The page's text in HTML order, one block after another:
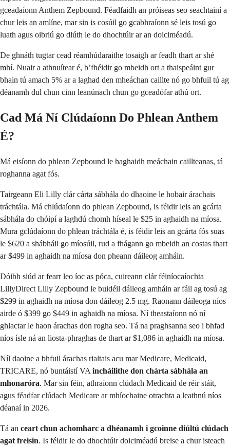
gceadaíonn Anthem Zepbound. Féadfaidh an próiseas seo seachtainí a
chur leis an amlíne, mar sin is cosúil go gcabhraíonn sé leis tosú go
luath agus oibriú go dlúth le do dhochtúir ar an doiciméadú.
De ghnáth tugtar cead réamhúdaraithe tosaigh ar feadh thart ar shé
mhí. Nuair a athnuítear é, b’fhéidir go mbeidh ort a thaispeáint gur
bhain tú amach 5% ar a laghad den mheáchan caillte nó go bhfuil tú ag
déanamh dul chun cinn leanúnach chun go gceadófar athú ort.
Cad Má Ní Clúdaíonn Do Phlean Anthem
É?
Má eisíonn do phlean Zepbound le haghaidh meáchain caillteanas, tá
roghanna agat fós.
Tairgeann Eli Lilly clár cárta sábhála do dhaoine le hobair árachais
tráchtála. Má chlúdaíonn do phlean Zepbound, is féidir leis an gcárta
sábhála do chóipí a laghdú chomh híseal le $25 in aghaidh na míosa.
Mura gclúdaíonn do phlean tráchtála é, is féidir leis an gcárta fós suas
le $620 a shábháil go míosúil, rud a fhágann go mbeidh an costas thart
ar $499 in aghaidh na míosa don pheann dáileog amháin.
Dóibh siúd ar fearr leo íoc as póca, cuireann clár féiníocaíochta
LillyDirect Lilly Zepbound le buidéil dáileog amháin ar fáil ag tosú ag
$299 in aghaidh na míosa don dáileog 2.5 mg. Raonann dáileoga níos
airde ó $399 go $449 in aghaidh na míosa. Ní theastaíonn nó ní
ghlactar le haon árachas don rogha seo. Tá na praghsanna seo i bhfad
níos ísle ná an liosta-phraghas de thart ar $1,086 in aghaidh na míosa.
Níl daoine a bhfuil árachas rialtais acu mar Medicare, Medicaid,
TRICARE, nó buntáistí VA incháilithe don chárta sábhála an
mhonaróra. Mar sin féin, athraíonn clúdach Medicaid de réir stáit,
agus féadfar clúdach Medicare ar mhíochaine otrachta a leathnú níos
déanaí in 2026.
Tá an ceart chun achomharc a dhéanamh i gcoinne diúltú clúdach
agat freisin. Is féidir le do dhochtúir doiciméadú breise a chur isteach